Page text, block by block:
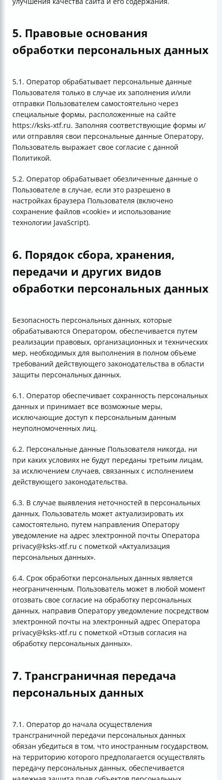
5. Правовые основания
обработки персональных данных
5.1. Оператор обрабатывает персональные данные
Пользователя только в случае их заполнения и/или
отправки Пользователем самостоятельно через
специальные формы, расположенные на сайте
https://ksks-xtf.ru. Заполняя соответствующие формы и/
или отправляя свои персональные данные Оператору,
Пользователь выражает свое согласие с данной
Политикой.
5.2. Оператор обрабатывает обезличенные данные о
Пользователе в случае, если это разрешено в
настройках браузера Пользователя (включено
сохранение файлов «cookie» и использование
технологии JavaScript).
6. Порядок сбора, хранения,
передачи и других видов
обработки персональных данных
Безопасность персональных данных, которые
обрабатываются Оператором, обеспечивается путем
реализации правовых, организационных и технических
мер, необходимых для выполнения в полном объеме
требований действующего законодательства в области
защиты персональных данных.
6.1. Оператор обеспечивает сохранность персональных
данных и принимает все возможные меры,
исключающие доступ к персональным данным
неуполномоченных лиц.
6.2. Персональные данные Пользователя никогда, ни
при каких условиях не будут переданы третьим лицам,
за исключением случаев, связанных с исполнением
действующего законодательства.
6.3. В случае выявления неточностей в персональных
данных, Пользователь может актуализировать их
самостоятельно, путем направления Оператору
уведомление на адрес электронной почты Оператора
privacy@ksks-xtf.ru с пометкой «Актуализация
персональных данных».
6.4. Срок обработки персональных данных является
неограниченным. Пользователь может в любой момент
отозвать свое согласие на обработку персональных
данных, направив Оператору уведомление посредством
электронной почты на электронный адрес Оператора
privacy@ksks-xtf.ru с пометкой «Отзыв согласия на
обработку персональных данных».
7. Трансграничная передача
персональных данных
7.1. Оператор до начала осуществления
трансграничной передачи персональных данных
обязан убедиться в том, что иностранным государством,
на территорию которого предполагается осуществлять
передачу персональных данных, обеспечивается